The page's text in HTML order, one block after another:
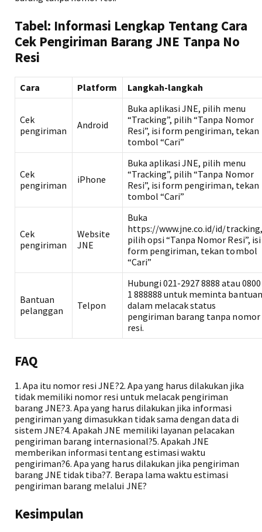
Tabel: Informasi Lengkap Tentang Cara
Cek Pengiriman Barang JNE Tanpa No
Resi
Cara Platform Langkah-langkah
Cek
pengiriman
Android
Buka aplikasi JNE, pilih menu
“Tracking”, pilih “Tanpa Nomor
Resi”, isi form pengiriman, tekan
tombol “Cari”
Cek
pengiriman
iPhone
Buka aplikasi JNE, pilih menu
“Tracking”, pilih “Tanpa Nomor
Resi”, isi form pengiriman, tekan
tombol “Cari”
Cek
pengiriman
Website
JNE
Buka
https://www.jne.co.id/id/tracking,
pilih opsi “Tanpa Nomor Resi”, isi
form pengiriman, tekan tombol
“Cari”
Bantuan
pelanggan
Telpon
Hubungi 021-2927 8888 atau 0800
1 888888 untuk meminta bantuan
dalam melacak status
pengiriman barang tanpa nomor
resi.
FAQ
1. Apa itu nomor resi JNE?2. Apa yang harus dilakukan jika
tidak memiliki nomor resi untuk melacak pengiriman
barang JNE?3. Apa yang harus dilakukan jika informasi
pengiriman yang dimasukkan tidak sama dengan data di
sistem JNE?4. Apakah JNE memiliki layanan pelacakan
pengiriman barang internasional?5. Apakah JNE
memberikan informasi tentang estimasi waktu
pengiriman?6. Apa yang harus dilakukan jika pengiriman
barang JNE tidak tiba?7. Berapa lama waktu estimasi
pengiriman barang melalui JNE?
Kesimpulan